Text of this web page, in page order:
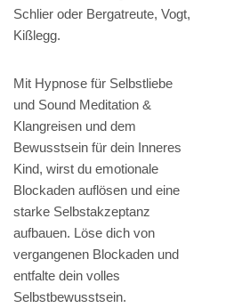
Schlier oder Bergatreute, Vogt,
Kißlegg.
Mit Hypnose für Selbstliebe
und Sound Meditation &
Klangreisen und dem
Bewusstsein für dein Inneres
Kind, wirst du emotionale
Blockaden auflösen und eine
starke Selbstakzeptanz
aufbauen. Löse dich von
vergangenen Blockaden und
entfalte dein volles
Selbstbewusstsein.